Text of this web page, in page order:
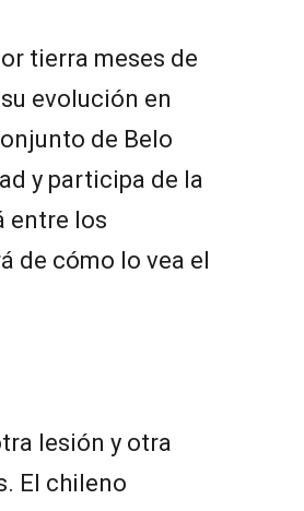
tierra meses de
evolución en
de Belo
y participa de la
entre los
de cómo lo vea el
lesión y otra
El chileno